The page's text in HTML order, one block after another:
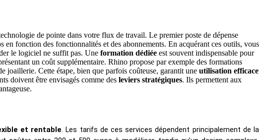
de pointe dans votre flux de travail. Le premier poste de dépense
en fonction des fonctionnalités et des abonnements. En acquérant ces outils, vous
le logiciel ne suffit pas. Une formation dédiée est souvent indispensable pour
un coût supplémentaire. Rhino propose par exemple des formations
joaillerie. Cette étape, bien que parfois coûteuse, garantit une utilisation efficace
doivent être envisagés comme des leviers stratégiques. Ils permettent aux
et rentable. Les tarifs de ces services dépendent principalement de la